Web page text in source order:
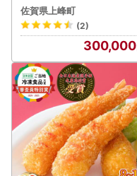
佐賀県上峰町
(2)
300,000